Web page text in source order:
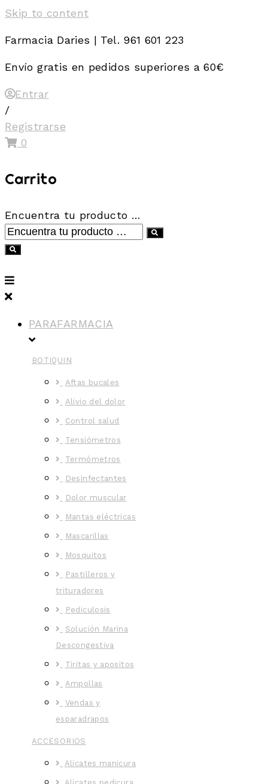
Skip to content
Farmacia Daries | Tel. 961 601 223
Envío gratis en pedidos superiores a 60€
Entrar
/
Registrarse
0
Carrito
Encuentra tu producto …
PARAFARMACIA
BOTIQUIN
Aftas bucales
Alivio del dolor
Control salud
Tensiómetros
Termómetros
Desinfectantes
Dolor muscular
Mantas eléctricas
Mascarillas
Mosquitos
Pastilleros y
trituradores
Pediculosis
Solución Marina
Descongestiva
Tiritas y apositos
Ampollas
Vendas y
esparadrapos
ACCESORIOS
Alicates manicura